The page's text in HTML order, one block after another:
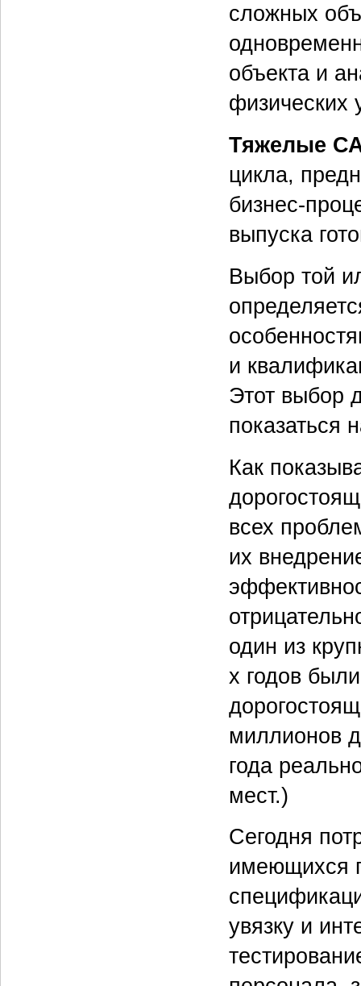
сложных
объекта и
физических
Тяжелые
цикла,
бизнес-
выпуска
Выбор той
и
Этот выбор
показаться
Как
всех
их
один из
х годов
миллионов
года
мест.)
Сегодня
имеющихся
увязку и